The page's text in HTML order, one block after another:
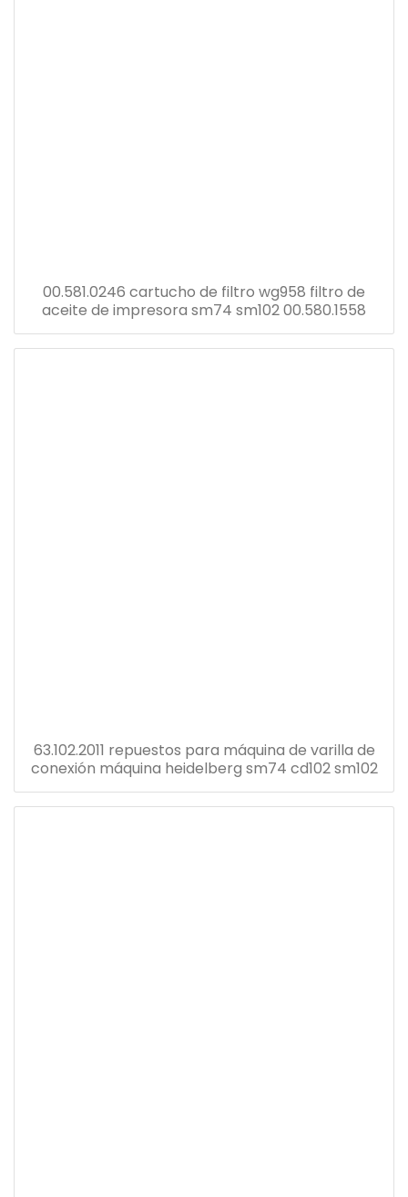
00.581.0246 cartucho de filtro wg958 filtro de
aceite de impresora sm74 sm102 00.580.1558
63.102.2011 repuestos para máquina de varilla de
conexión máquina heidelberg sm74 cd102 sm102